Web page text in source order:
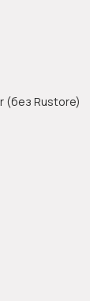
(без Rustore)